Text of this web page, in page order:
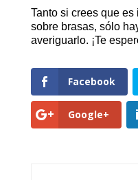
Tanto si crees que
sobre brasas, sólo
averiguarlo. ¡Te
Facebook
Google+